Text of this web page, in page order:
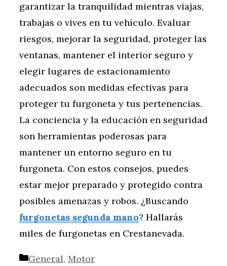
garantizar la tranquilidad mientras viajas,
trabajas o vives en tu vehículo. Evaluar
riesgos, mejorar la seguridad, proteger las
ventanas, mantener el interior seguro y
elegir lugares de estacionamiento
adecuados son medidas efectivas para
proteger tu furgoneta y tus pertenencias.
La conciencia y la educación en seguridad
son herramientas poderosas para
mantener un entorno seguro en tu
furgoneta. Con estos consejos, puedes
estar mejor preparado y protegido contra
posibles amenazas y robos. ¿Buscando
furgonetas segunda mano? Hallarás
miles de furgonetas en Crestanevada.
Categorías
General, Motor